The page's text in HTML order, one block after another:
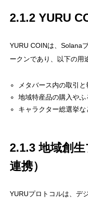
2.1.2 YURU
YURU COINは、Solana
ークンであり、以下の用
メタバース内の取引と
地域特産品の購入や
キャラクター総選挙
2.1.3 地域創
連携）
YURUプロトコルは、デ